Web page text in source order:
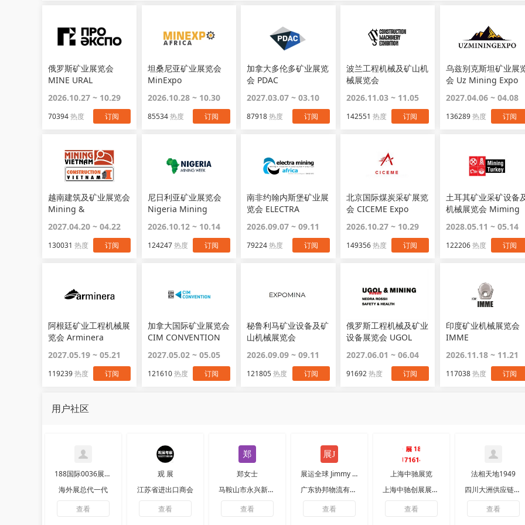
俄罗斯矿业展览会
MINE URAL
2026.10.27 ~ 10.29
70394热度 订阅
坦桑尼亚矿业展览会
MinExpo
2026.10.28 ~ 10.30
85534热度 订阅
加拿大多伦多矿业展览
会 PDAC
2027.03.07 ~ 03.10
87918热度 订阅
波兰工程机械及矿山机
械展览会
Machinery Exhibiton
2026.11.03 ~ 11.05
142551 热度 订阅
乌兹别克斯坦矿业展
会 Uz Mining Expo
2027.04.06 ~ 04.08
136289热度 订阅
越南建筑及矿业展览会
Mining &
Vietnam
2027.04.20 ~ 04.22
130031 热度 订阅
尼日利亚矿业展览会
Nigeria Mining
2026.10.12 ~ 10.14
124247热度 订阅
南非约翰内斯堡矿业展
览会 ELECTRA
2026.09.07 ~ 09.11
79224热度 订阅
北京国际煤炭采矿展览
会 CICEME Expo
2026.10.27 ~ 10.29
149356热度 订阅
土耳其矿业采矿设备
机械展览会 Miming
2028.05.11 ~ 05.14
122206热度 订阅
阿根廷矿业工程机械展
览会 Arminera
2027.05.19 ~ 05.21
119239热度 订阅
加拿大国际矿业展览会
CIM CONVENTION
2027.05.02 ~ 05.05
121610热度 订阅
秘鲁利马矿业设备及矿
山机械展览会
2026.09.09 ~ 09.11
121805热度 订阅
俄罗斯工程机械及矿业
设备展览会 UGOL
2027.06.01 ~ 06.04
91692热度 订阅
印度矿业机械展览会
IMME
2026.11.18 ~ 11.21
117038热度 订阅
用户社区
188国际0036展览8177
海外展总代一代
查看
观 展
江苏省进出口商会
查看
郑女士
马鞍山市永兴新材料科技有限公司
查看
展运全球 Jimmy 运
广东协邦物流有限公司
查看
上海中驰展览
上海中驰创展展览服务有限公司
查看
法相天地1949
四川大洲供应链管理有限公司
查看